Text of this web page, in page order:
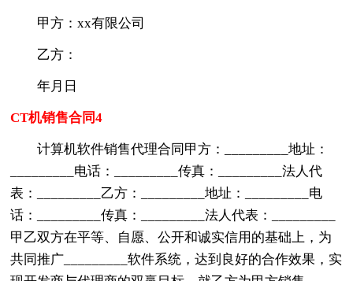
甲方：xx有限公司
乙方：
年月日
CT机销售合同4
计算机软件销售代理合同甲方：_________地址：
_________电话：_________传真：_________法人代
表：_________乙方：_________地址：_________电
话：_________传真：_________法人代表：_________
甲乙双方在平等、自愿、公开和诚实信用的基础上，为
共同推广_________软件系统，达到良好的合作效果，实